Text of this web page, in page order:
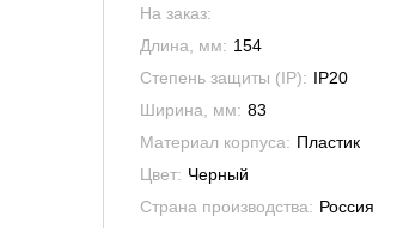
На заказ:
Длина, мм: 154
Степень защиты (IP): IP20
Ширина, мм: 83
Материал корпуса: Пластик
Цвет: Черный
Страна производства: Россия